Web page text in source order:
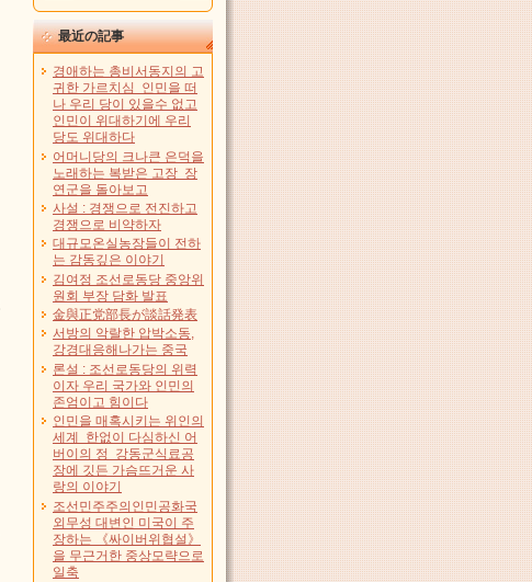
最近の記事
경애하는 총비서동지의 고
귀한 가르치심 인민을 떠
나 우리 당이 있을수 없고
인민이 위대하기에 우리
당도 위대하다
어머니당의 크나큰 은덕을
노래하는 복받은 고장 장
연군을 돌아보고
사설 : 경쟁으로 전진하고
경쟁으로 비약하자
대규모온실농장들이 전하
는 감동깊은 이야기
김여정 조선로동당 중앙위
원회 부장 담화 발표
金與正党部長が談話発表
서방의 악랄한 압박소동,
강경대응해나가는 중국
론설 : 조선로동당의 위력
이자 우리 국가와 인민의
존엄이고 힘이다
인민을 매혹시키는 위인의
세계 한없이 다심하신 어
버이의 정 강동군식료공
장에 깃든 가슴뜨거운 사
랑의 이야기
조선민주주의인민공화국
외무성 대변인 미국이 주
장하는 《싸이버위협설》
을 무근거한 중상모략으로
일축